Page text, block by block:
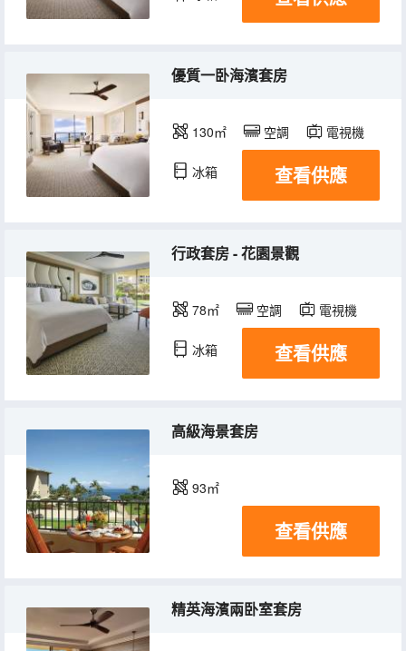
優質一卧海濱套房
130㎡ 空調 電視機
冰箱 查看供應
行政套房 - 花園景觀
78㎡ 空調 電視機
冰箱 查看供應
高級海景套房
93㎡
查看供應
精英海濱兩卧室套房